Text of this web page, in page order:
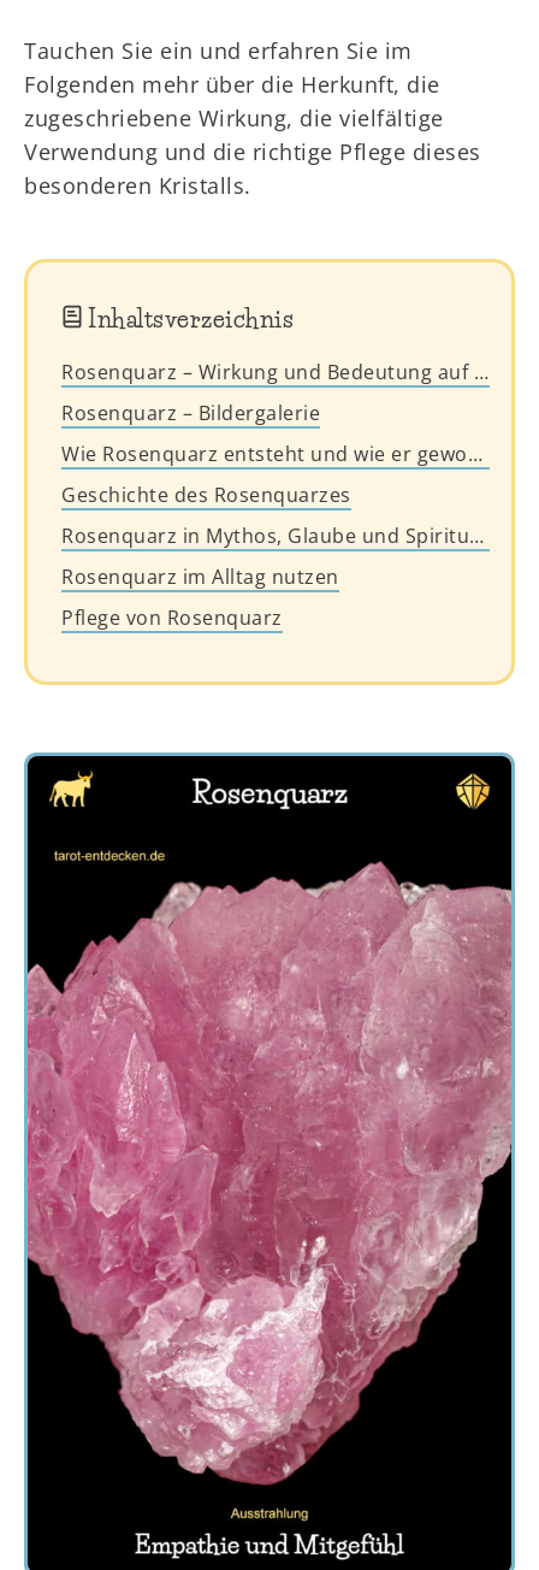
Tauchen Sie ein und erfahren Sie im
Folgenden mehr über die Herkunft, die
zugeschriebene Wirkung, die vielfältige
Verwendung und die richtige Pflege dieses
besonderen Kristalls.
Inhaltsverzeichnis
Rosenquarz – Wirkung und Bedeutung auf einen Blick
Rosenquarz – Bildergalerie
Wie Rosenquarz entsteht und wie er gewonnen wird
Geschichte des Rosenquarzes
Rosenquarz in Mythos, Glaube und Spiritualität
Rosenquarz im Alltag nutzen
Pflege von Rosenquarz